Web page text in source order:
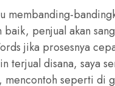
membanding-
penjual akan
jika prosesnya
terjual disana, saya
mencontoh seperti di